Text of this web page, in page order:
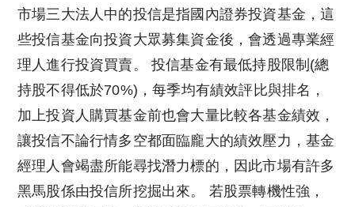
市場三大法人中的投信是指國內證券投資基金，這
些投信基金向投資大眾募集資金後，會透過專業經
理人進行投資買賣。 投信基金有最低持股限制(總
持股不得低於70%)，每季均有績效評比與排名，
加上投資人購買基金前也會大量比較各基金績效，
讓投信不論行情多空都面臨龐大的績效壓力，基金
經理人會竭盡所能尋找潛力標的，因此市場有許多
黑馬股係由投信所挖掘出來。 若股票轉機性強，